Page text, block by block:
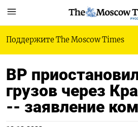
Поддержите The Moscow Times
BP
грузов через
-- заявление